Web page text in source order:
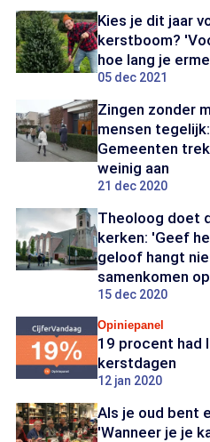
Kies je dit jaar
kerstboom?
hoe lang je
05 dec 2021
Zingen zonder
mensen
Gemeenten
weinig aan
21 dec 2020
Theoloog doet
kerken: 'Geef
geloof hangt
samenkomen
15 dec 2020
Opiniepanel
19 procent had
kerstdagen
12 jan 2020
Als je oud bent
'Wanneer je je